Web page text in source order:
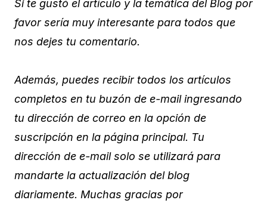
Si te gustó el artículo y la temática del Blog por
favor sería muy interesante para todos que
nos dejes tu comentario.
Además, puedes recibir todos los artículos
completos en tu buzón de e-mail ingresando
tu dirección de correo en la opción de
suscripción en la página principal. Tu
dirección de e-mail solo se utilizará para
mandarte la actualización del blog
diariamente. Muchas gracias por